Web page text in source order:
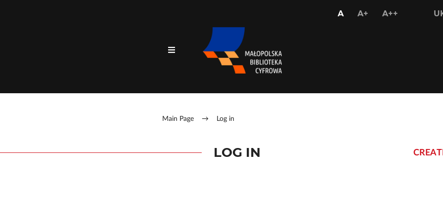
AUSTAW
A+ USTAW
A++
Main Page → Log in
LOG IN